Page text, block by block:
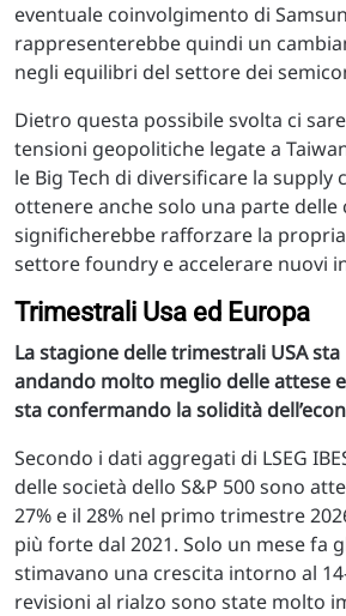
eventuale coinvolgimento di
rappresenterebbe quindi un
negli equilibri del settore dei
Dietro questa possibile svolta ci
tensioni geopolitiche legate a
le Big Tech di diversificare la supply
ottenere anche solo una parte delle
significherebbe rafforzare la
settore foundry e accelerare nuovi
Trimestrali Usa ed Europa
La stagione delle trimestrali USA sta
andando molto meglio delle attese
sta confermando la solidità
Secondo i dati aggregati di LSEG
delle società dello S&P 500 sono
27% e il 28% nel primo trimestre
più forte dal 2021. Solo un mese fa
stimavano una crescita intorno al
revisioni al rialzo sono state molto